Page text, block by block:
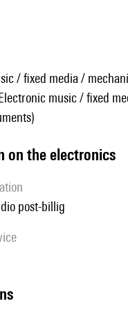
/ fixed media /
music / fixed
on the electronics
post-billig